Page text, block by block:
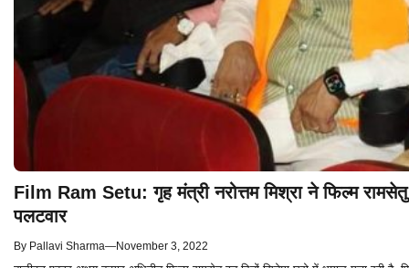
Film Ram Setu: गृह मंत्री नरोत्तम मिश्रा ने फिल्म
पलटवार
By Pallavi Sharma—November 3, 2022